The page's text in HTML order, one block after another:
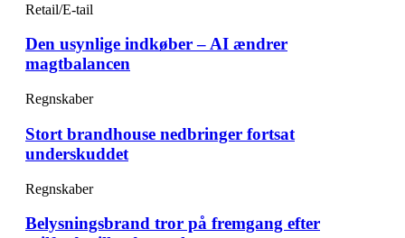
Retail/E-tail
Den usynlige indkøber – AI ændrer
magtbalancen
Regnskaber
Stort brandhouse nedbringer fortsat
underskuddet
Regnskaber
Belysningsbrand tror på fremgang efter